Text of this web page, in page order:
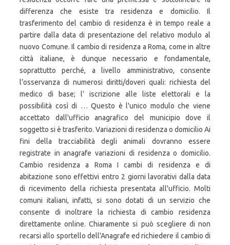
differenza che esiste tra residenza e domicilio. Il
trasferimento del cambio di residenza è in tempo reale a
partire dalla data di presentazione del relativo modulo al
nuovo Comune. Il cambio di residenza a Roma, come in altre
città italiane, è dunque necessario e fondamentale,
soprattutto perché, a livello amministrativo, consente
l’osservanza di numerosi diritti/doveri quali: richiesta del
medico di base; l’ iscrizione alle liste elettorali e la
possibilità così di … Questo è l'unico modulo che viene
accettato dall'ufficio anagrafico del municipio dove il
soggetto si è trasferito. Variazioni di residenza o domicilio Ai
fini della tracciabilità degli animali dovranno essere
registrate in anagrafe variazioni di residenza o domicilio.
Cambio residenza a Roma I cambi di residenza e di
abitazione sono effettivi entro 2 giorni lavorativi dalla data
di ricevimento della richiesta presentata all'ufficio. Molti
comuni italiani, infatti, si sono dotati di un servizio che
consente di inoltrare la richiesta di cambio residenza
direttamente online. Chiaramente si può scegliere di non
recarsi allo sportello dell'Anagrafe ed richiedere il cambio di